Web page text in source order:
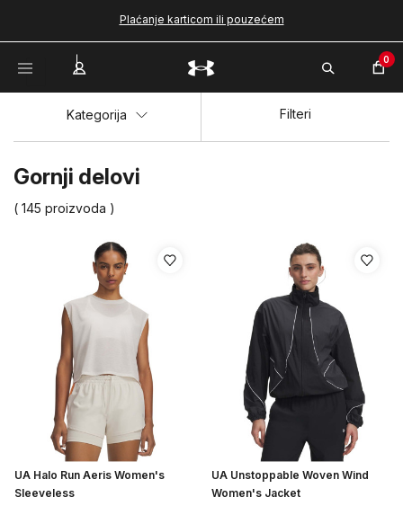
Plaćanje karticom ili pouzećem
0
Gornji delovi
( 145 proizvoda )
Kategorija Filteri
UA Halo Run Aeris Women's
Sleeveless
UA Unstoppable Woven Wind
Women's Jacket